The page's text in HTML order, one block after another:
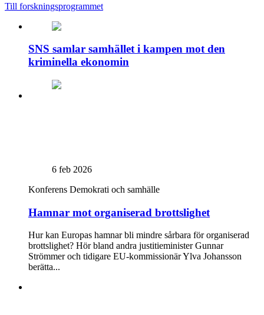
Till forskningsprogrammet
SNS samlar samhället i kampen mot den
kriminella ekonomin
6 feb 2026
Konferens Demokrati och samhälle
Hamnar mot organiserad brottslighet
Hur kan Europas hamnar bli mindre sårbara för organiserad
brottslighet? Hör bland andra justitieminister Gunnar
Strömmer och tidigare EU-kommissionär Ylva Johansson
berätta...